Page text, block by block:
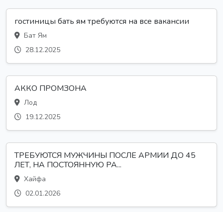
гостиницы бать ям требуются на все вакансии
Бат Ям
28.12.2025
АККО ПРОМЗОНА
Лод
19.12.2025
ТРЕБУЮТСЯ МУЖЧИНЫ ПОСЛЕ АРМИИ ДО 45
ЛЕТ, НА ПОСТОЯННУЮ РА...
Хайфа
02.01.2026